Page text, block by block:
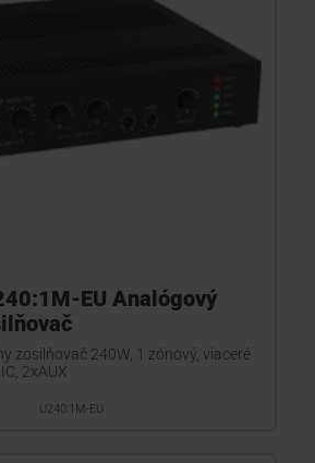
EU Analógový
zosilňovač 240W, 1 zónový, viaceré
2xAUX
U240:1M-EU